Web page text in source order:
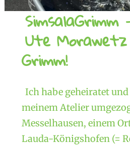
SimsalaGrimm
Ute
Grimm!
Ich habe geheiratet
meinem Atelier
Messelhausen, einem
Lauda-Königshofen (=